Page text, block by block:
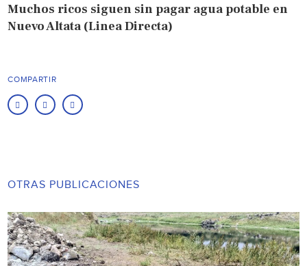
Muchos ricos siguen sin pagar agua potable en
Nuevo Altata (Linea Directa)
COMPARTIR
OTRAS PUBLICACIONES